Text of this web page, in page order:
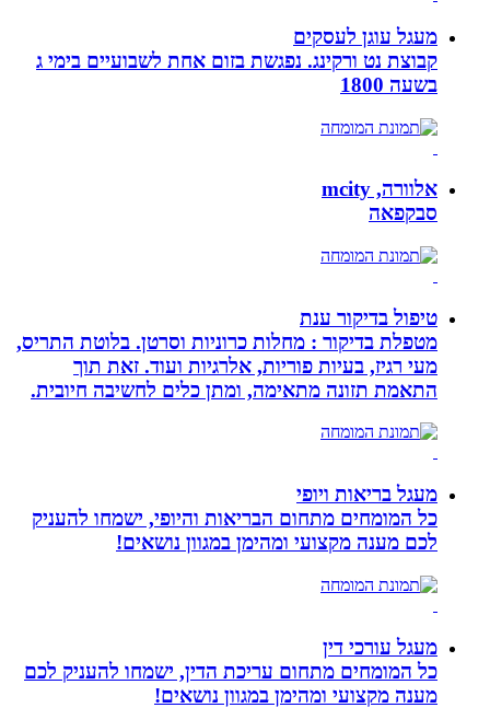
מעגל עוגן לעסקים
קבוצת נט ורקינג. נפגשת בזום אחת לשבועיים בימי ג
בשעה 1800
אלוורה, mcity
סבקפאה
טיפול בדיקור ענת
מטפלת בדיקור : מחלות כרוניות וסרטן. בלוטת התריס,
מעי רגיז, בעיות פוריות, אלרגיות ועוד. זאת תוך
התאמת תזונה מתאימה, ומתן כלים לחשיבה חיובית.
מעגל בריאות ויופי
כל המומחים מתחום הבריאות והיופי, ישמחו להעניק
לכם מענה מקצועי ומהימן במגוון נושאים!
מעגל עורכי דין
כל המומחים מתחום עריכת הדין, ישמחו להעניק לכם
מענה מקצועי ומהימן במגוון נושאים!